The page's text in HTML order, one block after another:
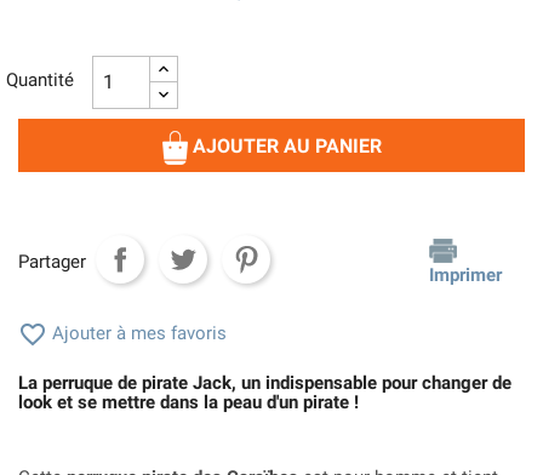
Quantité
AJOUTER AU PANIER
Partager
Imprimer
 Ajouter à mes favoris
La perruque de pirate Jack, un indispensable pour changer de
look et se mettre dans la peau d'un pirate !